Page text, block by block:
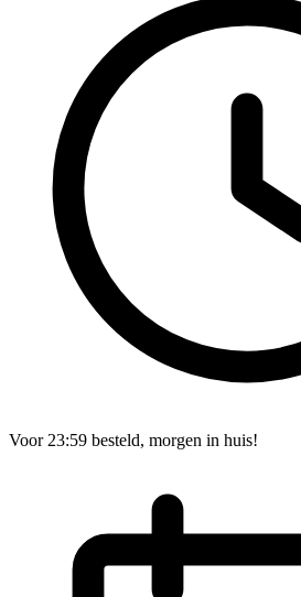
Voor 23:59 besteld, morgen in huis!